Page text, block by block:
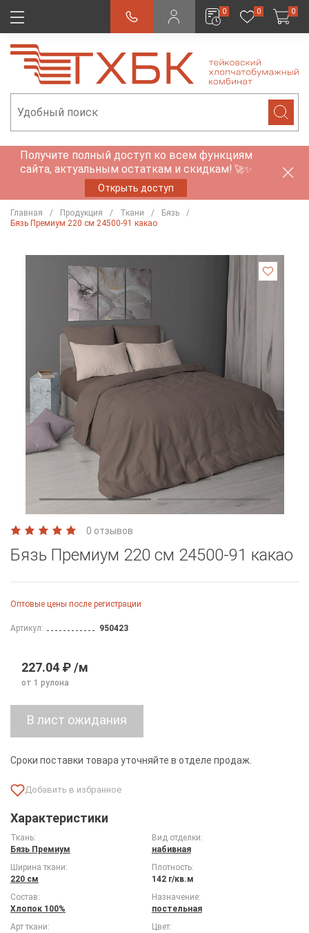
0 0 0
Получите полный доступ ко всем функциям
сайта, актуальным остаткам и скидкам! 🚀✨
Открыть доступ
Главная Продукция Ткани
Бязь
Бязь Премиум 220 см 24500-91 какао
0 отзывов
Бязь Премиум 220 см 24500-91 какао
Оптовые цены после регистрации
Артикул: 950423
227.04 ₽ /м
от 1 рулона
Сроки поставки товара уточняйте в отделе продаж.
Характеристики
Ткань:
Бязь Премиум
Вид отделки:
набивная
Ширина ткани:
220 см
Плотность:
142 г/кв.м
Состав:
Хлопок 100%
Назначение:
постельная
Арт ткани:
Цвет: